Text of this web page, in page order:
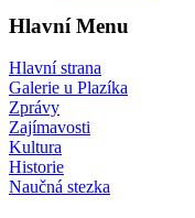
Hlavní Menu
Hlavní strana
Galerie u Plazíka
Zprávy
Zajímavosti
Kultura
Historie
Naučná stezka